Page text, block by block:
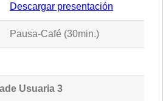
Descargar presentación
Pausa-Café (30min.)
Usuaria 3